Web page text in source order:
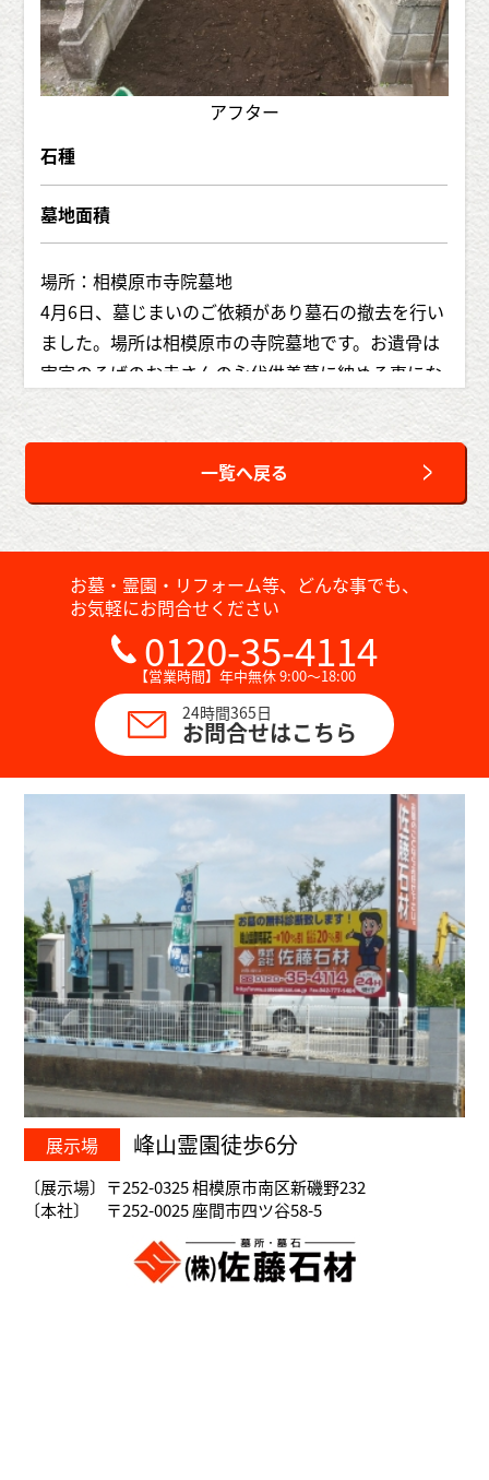
アフター
石種
墓地面積
場所：相模原市寺院墓地
4月6日、墓じまいのご依頼があり墓石の撤去を行い
ました。場所は相模原市の寺院墓地です。お遺骨は
実家のそばのお寺さんの永代供養墓に納める事にな
一覧へ戻る
お墓・霊園・リフォーム等、どんな事でも、
お気軽にお問合せください
0120-35-4114
【営業時間】年中無休 9:00～18:00
24時間365日
お問合せはこちら
展示場 峰山霊園徒歩6分
〔展示場〕〒252-0325 相模原市南区新磯野232
〔本社〕 〒252-0025 座間市四ツ谷58-5